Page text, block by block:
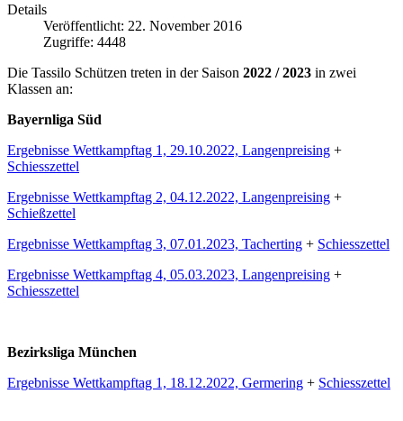
Details
Veröffentlicht: 22. November 2016
Zugriffe: 4448
Die Tassilo Schützen treten in der Saison 2022 / 2023 in zwei
Klassen an:
Bayernliga Süd
Ergebnisse Wettkampftag 1, 29.10.2022, Langenpreising +
Schiesszettel
Ergebnisse Wettkampftag 2, 04.12.2022, Langenpreising +
Schießzettel
Ergebnisse Wettkampftag 3, 07.01.2023, Tacherting + Schiesszettel
Ergebnisse Wettkampftag 4, 05.03.2023, Langenpreising +
Schiesszettel
Bezirksliga München
Ergebnisse Wettkampftag 1, 18.12.2022, Germering + Schiesszettel